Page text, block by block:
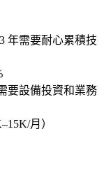
年需要耐心累積技
要設備投資和業務
月）